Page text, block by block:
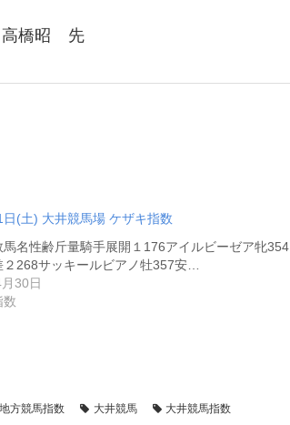
高橋昭 先
日(土) 大井競馬場 ケザキ指数
馬名性齢斤量騎手展開１176アイルビーゼア牝354
２268サッキールビアノ牡357安…
30日
数
地方競馬指数 大井競馬 大井競馬指数